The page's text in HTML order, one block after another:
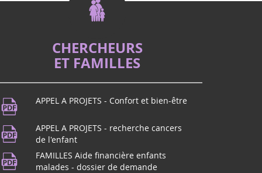
lutte contre les cancers pédiatriques, en
comme Eva qui nous ont quittés, un
le Puy de Dôme ? Rendez-vous à BEaumont
le Puy de Dôme ? Rendez-vous à Beaumont
maison des Beaumontois dès 19h,
de musique p...
CHERCHEURS
ET FAMILLES
APPEL A PROJETS - Confort et bien-être
APPEL A PROJETS - recherche cancers
de l'enfant
FAMILLES Aide financière enfants
malades - dossier de demande